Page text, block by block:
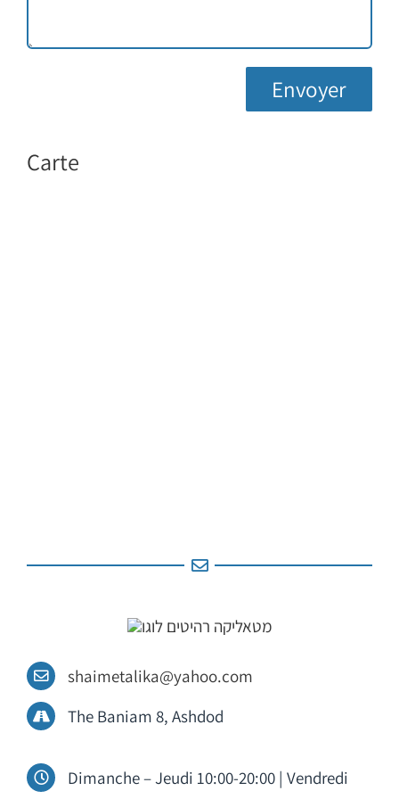
Carte
shaimetalika@yahoo.com
The Baniam 8, Ashdod
Dimanche – Jeudi 10:00-20:00 | Vendredi